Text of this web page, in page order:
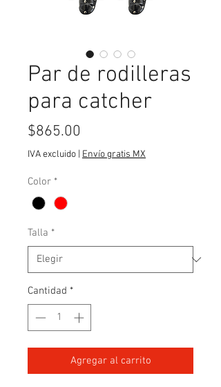
Par de rodilleras
para catcher
$865.00
IVA excluido Envío gratis MX
Color *
Talla *
Cantidad *
Agregar al carrito